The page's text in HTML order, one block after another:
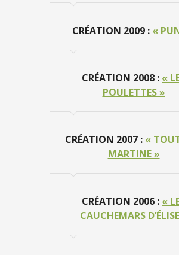
CRÉATION 2009 : «
CRÉATION 2008 : «
POULETTES »
CRÉATION 2007 : «
MARTINE »
CRÉATION 2006 : «
CAUCHEMARS